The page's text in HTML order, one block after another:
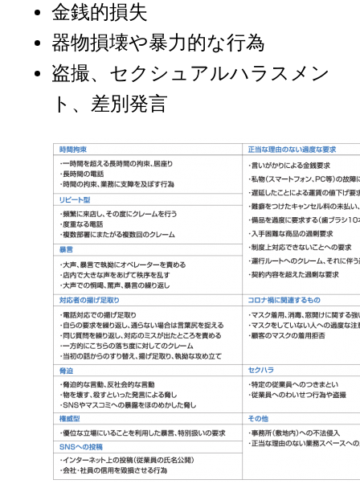
金銭的損失
器物損壊や暴力的な行為
盗撮、セクシュアルハラスメン
ト、差別発言